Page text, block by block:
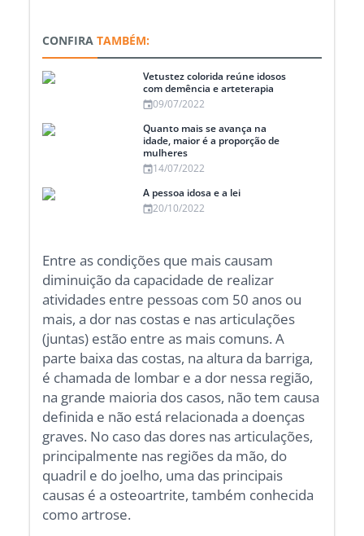
CONFIRA TAMBÉM:
Vetustez colorida reúne idosos
com demência e arteterapia
09/07/2022
Quanto mais se avança na
idade, maior é a proporção de
mulheres
14/07/2022
A pessoa idosa e a lei
20/10/2022
Entre as condições que mais causam
diminuição da capacidade de realizar
atividades entre pessoas com 50 anos ou
mais, a dor nas costas e nas articulações
(juntas) estão entre as mais comuns. A
parte baixa das costas, na altura da barriga,
é chamada de lombar e a dor nessa região,
na grande maioria dos casos, não tem causa
definida e não está relacionada a doenças
graves. No caso das dores nas articulações,
principalmente nas regiões da mão, do
quadril e do joelho, uma das principais
causas é a osteoartrite, também conhecida
como artrose.